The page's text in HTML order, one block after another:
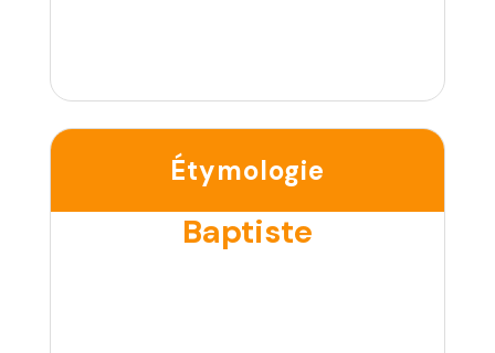
Étymologie
Baptiste